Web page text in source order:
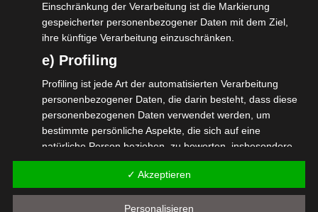
Sonderleistungen wie
Einzel-/Zweibettzimmer oder
Chefarztbehandlung raus, setzt
hoch, um den Beitrag zu senken.
Macht einen Termin mit Eurem
Bankbetreuer. Dies geht zunehmend
nur noch per Email oder Telefon, da
viele Filialen bereits geschlossen haben.
Legt die zuvor erarbeiteten Unterlagen
Einschränkung der Verarbeitung ist die Markierung
gespeicherter personenbezogener Daten mit dem Ziel,
ihre künftige Verarbeitung einzuschränken.
e) Profiling
Profiling ist jede Art der automatisierten Verarbeitung
personenbezogener Daten, die darin besteht, dass diese
personenbezogenen Daten verwendet werden, um
bestimmte persönliche Aspekte, die sich auf eine
natürliche Person beziehen, zu bewerten, insbesondere,
um Aspekte bezüglich Arbeitsleistung, wirtschaftlicher
Lage, Gesundheit, persönlicher Vorlieben, Interessen,
Zuverlässigkeit, Verhalten, Aufenthaltsort oder
Ortswechsel dieser natürlichen Person zu analysieren
✓ Akzeptieren
Personalisieren